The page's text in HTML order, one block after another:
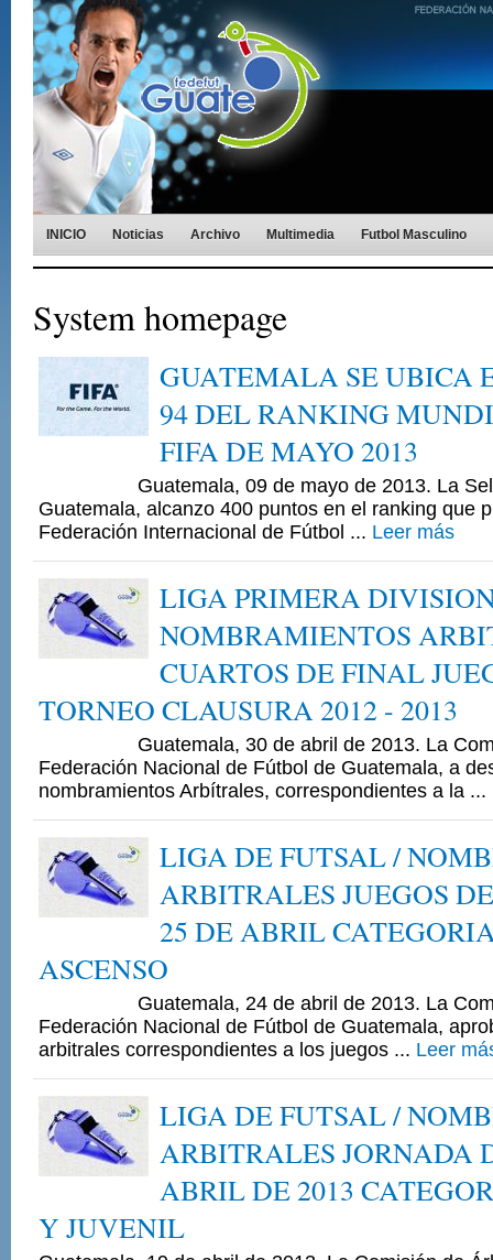
INICIO Noticias Archivo Multimedia Futbol Masculino
System homepage
GUATEMALA SE UBICA
94 DEL RANKING
FIFA DE MAYO 2013
Guatemala, 09 de mayo de 2013. La
Guatemala, alcanzo 400 puntos en el ranking que
Federación Internacional de Fútbol ... Leer más
LIGA PRIMERA
NOMBRAMIENTOS
CUARTOS DE FINAL
TORNEO CLAUSURA 2012 - 2013
Guatemala, 30 de abril de 2013. La
Federación Nacional de Fútbol de Guatemala, a
nombramientos Arbítrales, correspondientes a la ...
LIGA DE FUTSAL /
ARBITRALES JUEGOS
25 DE ABRIL
ASCENSO
Guatemala, 24 de abril de 2013. La
Federación Nacional de Fútbol de Guatemala,
arbitrales correspondientes a los juegos ... Leer
LIGA DE FUTSAL /
ARBITRALES JORNADA
ABRIL DE 2013
Y JUVENIL